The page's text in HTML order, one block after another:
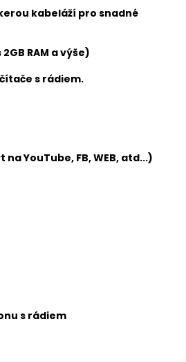
kabeláží pro snadné
RAM a výše)
s rádiem.
YouTube, FB, WEB, atd...)
s rádiem